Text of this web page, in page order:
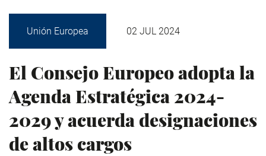
Unión Europea 02 JUL 2024
El Consejo Europeo adopta la
Agenda Estratégica 2024-
2029 y acuerda designaciones
de altos cargos